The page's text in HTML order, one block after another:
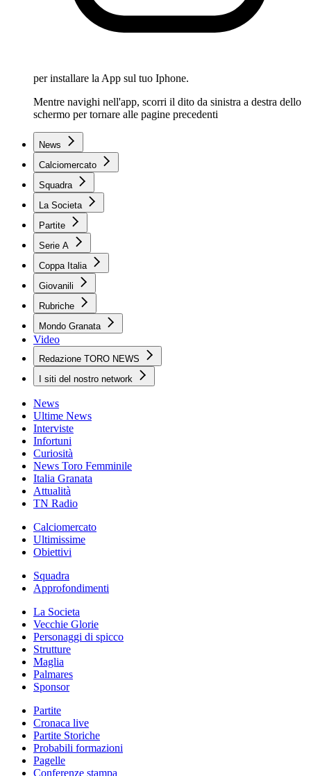
per installare la App sul tuo Iphone.
Mentre navighi nell'app, scorri il dito da sinistra a destra dello
schermo per tornare alle pagine precedenti
News
Calciomercato
Squadra
La Societa
Partite
Serie A
Coppa Italia
Giovanili
Rubriche
Mondo Granata
Video
Redazione TORO NEWS
I siti del nostro network
News
Ultime News
Interviste
Infortuni
Curiosità
News Toro Femminile
Italia Granata
Attualità
TN Radio
Calciomercato
Ultimissime
Obiettivi
Squadra
Approfondimenti
La Societa
Vecchie Glorie
Personaggi di spicco
Strutture
Maglia
Palmares
Sponsor
Partite
Cronaca live
Partite Storiche
Probabili formazioni
Pagelle
Conferenze stampa